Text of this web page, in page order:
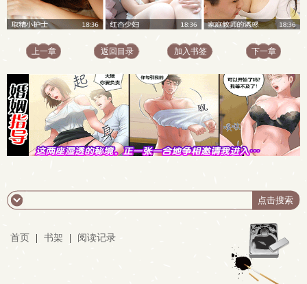
上一章 返回目录 加入书签 下一章
首页 书架 阅读记录